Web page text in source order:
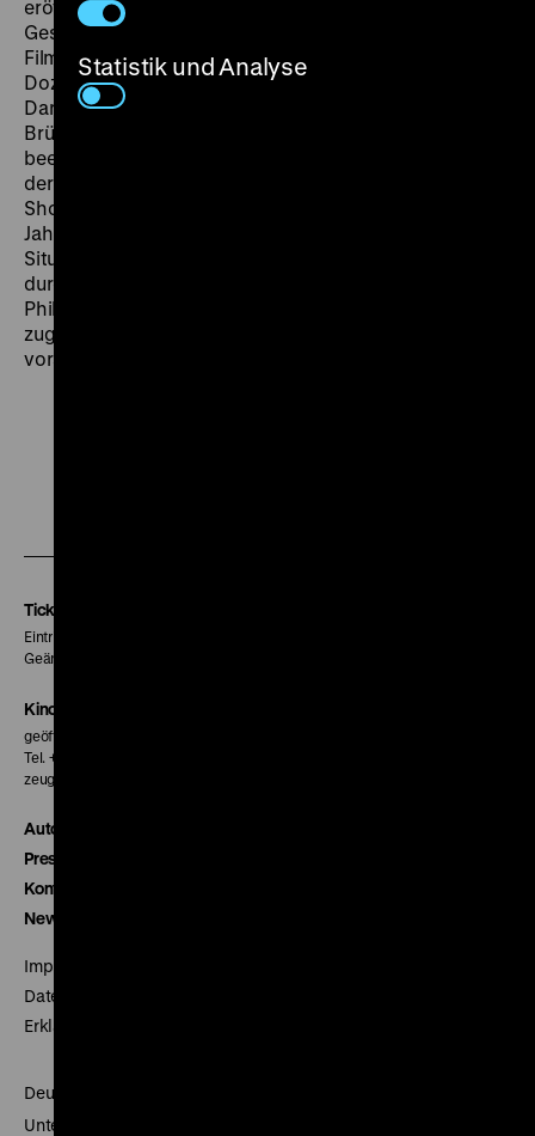
eröffnen stets eine Ebene hinter und über dem
Gesagten. Ein echter Coup ist die Begegnung mit dem
Filmemacher Luc Dardenne, der Levinas noch als
Dozent an einer belgischen Universität erlebte.
Dardenne legt dar, wie die realistische Filmkunst der
Brüder Dardenne maßgeblich von Levinas' Denken
beeinflusst wurde. Über die Probleme des Blicks und
der Darstellung hinaus schlägt Ron den Bogen von der
Shoa über die deutsche Philosophie im 20.
Jahrhundert bis hin zur aktuellen geistig-politischen
Situation in Israel. Es ist der seltene Fall einer
durchweg spannenden filmischen Umsetzung von
Philosophie auf hohem Niveau, die gleichwohl
zugänglich daherkommt und wenig Wissen
voraussetzt. (sth)
Tickets
Eintritt 5 €
Geänderte Preise sind im Programm vermerkt.
Kinokasse
geöffnet 30 Minuten vor Beginn der ersten Vorstellung
Tel. + 49 30 20304-770
zeughauskino@dhm.de
Autor*innen
Presse
Kontakt
Newsletter
Impressum
Datenschutz
Erklärung digitale Barrierefreiheit
Deutsches Historisches Museum
Unter den Linden 2
Statistik und Analyse